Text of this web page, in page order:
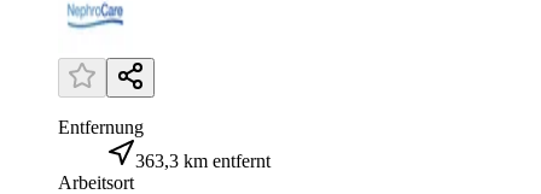
Entfernung
363,3 km entfernt
Arbeitsort